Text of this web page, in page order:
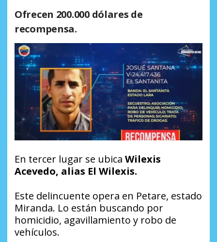
Ofrecen 200.000 dólares de
recompensa.
En tercer lugar se ubica Wilexis
Acevedo, alias El Wilexis.
Este delincuente opera en Petare, estado
Miranda. Lo están buscando por
homicidio, agavillamiento y robo de
vehículos.